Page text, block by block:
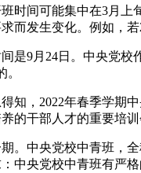
时间可能集中在3月
而发生变化。例如，
是9月24日。中央党
知，2022年春季学期
的干部人才的重要培
。中央党校中青班，
中央党校中青班有严